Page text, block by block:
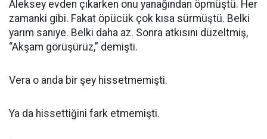
Aleksey evden çıkarken onu yanağından öpmüştü. Her
zamanki gibi. Fakat öpücük çok kısa sürmüştü. Belki
yarım saniye. Belki daha az. Sonra atkısını düzeltmiş,
“Akşam görüşürüz,” demişti.
Vera o anda bir şey hissetmemişti.
Ya da hissettiğini fark etmemişti.